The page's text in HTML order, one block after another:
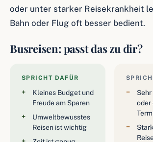
oder unter starker Reisekrankheit
Bahn oder Flug oft besser bedient.
Busreisen: passt das zu dir?
SPRICHT DAFÜR
Kleines Budget und
Freude am Sparen
Umweltbewusstes
Reisen ist wichtig
oder